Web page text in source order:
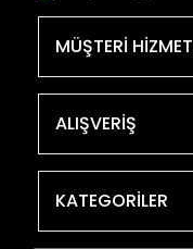
MÜŞTERİ
ALIŞVERİŞ
KATEGORİLER